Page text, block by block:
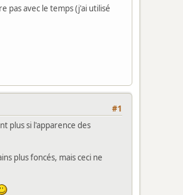
pas avec le temps (j'ai utilisé
#1
plus si l'apparence des
plus foncés, mais ceci ne